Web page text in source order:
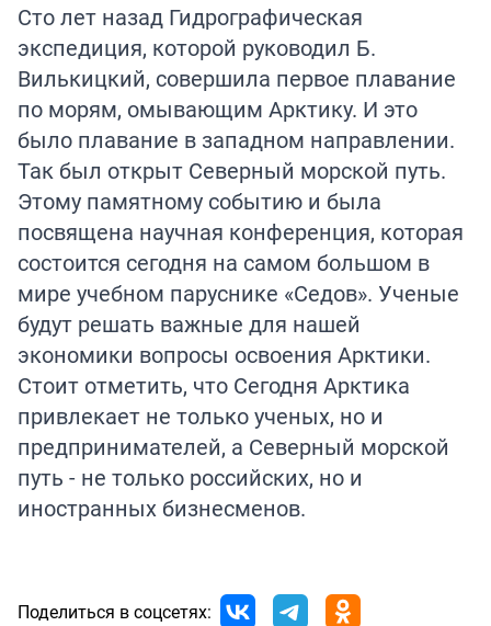
Сто лет назад Гидрографическая
экспедиция, которой руководил Б.
Вилькицкий, совершила первое плавание
по морям, омывающим Арктику. И это
было плавание в западном направлении.
Так был открыт Северный морской путь.
Этому памятному событию и была
посвящена научная конференция, которая
состоится сегодня на самом большом в
мире учебном паруснике «Седов». Ученые
будут решать важные для нашей
экономики вопросы освоения Арктики.
Стоит отметить, что Сегодня Арктика
привлекает не только ученых, но и
предпринимателей, а Северный морской
путь - не только российских, но и
иностранных бизнесменов.
Поделиться в соцсетях: